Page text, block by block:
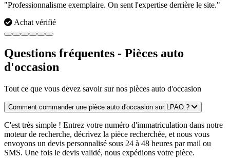
"Professionnalisme exemplaire. On sent l'expertise derrière le site."
Achat vérifié
Questions fréquentes - Pièces auto
d'occasion
Tout ce que vous devez savoir sur nos pièces auto d'occasion
Comment commander une pièce auto d'occasion sur LPAO ?
C'est très simple ! Entrez votre numéro d'immatriculation dans notre
moteur de recherche, décrivez la pièce recherchée, et nous vous
envoyons un devis personnalisé sous 24 à 48 heures par mail ou
SMS. Une fois le devis validé, nous expédions votre pièce.